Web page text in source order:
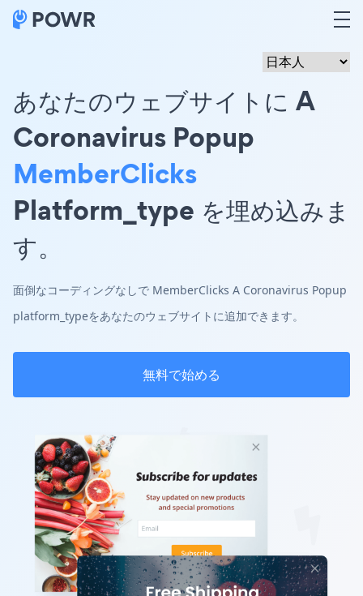
あなたのウェブサイトに A
Coronavirus Popup
MemberClicks
Platform_type を埋め込みま
す。
面倒なコーディングなしで MemberClicks A Coronavirus Popup
platform_typeをあなたのウェブサイトに追加できます。
無料で始める